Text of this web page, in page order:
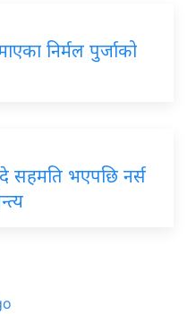
निर्मल पुर्जाको
सहमति भएपछि नर्स